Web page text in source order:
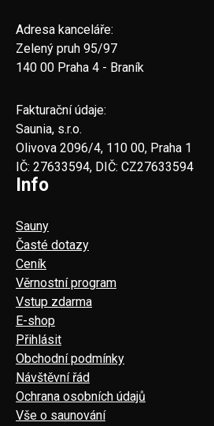
Adresa kanceláře:
Zelený pruh 95/97
140 00 Praha 4 - Braník
Fakturační údaje:
Saunia, s.r.o.
Olivova 2096/4, 110 00, Praha 1
IČ: 27633594, DIČ: CZ27633594
Info
Sauny
Časté dotazy
Ceník
Věrnostní program
Vstup zdarma
E-shop
Přihlásit
Obchodní podmínky
Návštěvní řád
Ochrana osobních údajů
Vše o saunování